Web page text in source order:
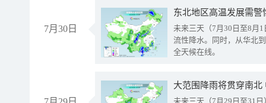
7月30日
东北地区高温发展需
未来三天（7月30日至8月
流性降水。同时，从华北
全天候在线。
大范围降雨将贯穿南
未来三天（7月29日至31